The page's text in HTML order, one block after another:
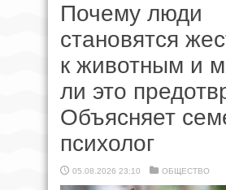
Почему люди
становятся
к животным и
ли это
Объясняет
психолог
05.08.2026 23:10 ОБЩЕСТВО